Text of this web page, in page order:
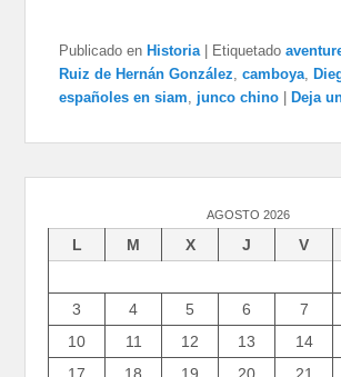
Publicado en Historia Etiquetado
Ruiz de Hernán González ,camboya
españoles en siam
junco chino Deja
AGOSTO 2026
L M X J V
3
4 5 6 7
10
11 12 13 14
17
18 19 20 21